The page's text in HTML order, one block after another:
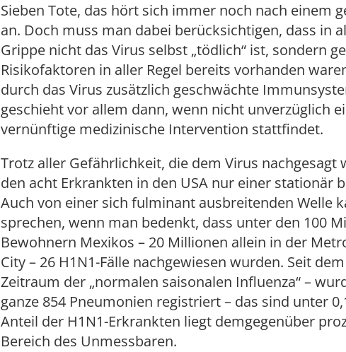
Sieben Tote, das hört sich immer noch nach einem
an. Doch muss man dabei berücksichtigen, dass in
Grippe nicht das Virus selbst „tödlich“ ist, sondern
Risikofaktoren in aller Regel bereits vorhanden
durch das Virus zusätzlich geschwächte
geschieht vor allem dann, wenn nicht unverzüglich
vernünftige medizinische Intervention stattfindet.
Trotz aller Gefährlichkeit, die dem Virus nachgesagt
den acht Erkrankten in den USA nur einer stationär
Auch von einer sich fulminant ausbreitenden Welle
sprechen, wenn man bedenkt, dass unter den 100
Bewohnern Mexikos – 20 Millionen allein in der
City – 26 H1N1-Fälle nachgewiesen wurden. Seit
Zeitraum der „normalen saisonalen Influenza“ –
ganze 854 Pneumonien registriert – das sind unter
Anteil der H1N1-Erkrankten liegt demgegenüber
Bereich des Unmessbaren.